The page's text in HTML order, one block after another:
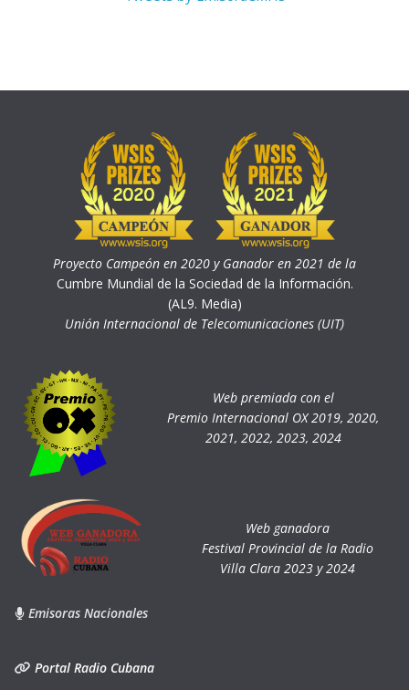
Proyecto Campeón en 2020 y Ganador en 2021 de la
Cumbre Mundial de la Sociedad de la Información.
(AL9. Media)
Unión Internacional de Telecomunicaciones (UIT)
Web premiada con el
Premio Internacional OX 2019, 2020,
2021, 2022, 2023, 2024
Web ganadora
Festival Provincial de la Radio
Villa Clara 2023 y 2024
Emisoras Nacionales
Portal Radio Cubana